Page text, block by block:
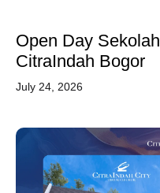
Open Day
CitraIndah Bogor
July 24, 2026